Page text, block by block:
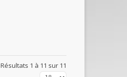
Résultats 1 à 11 sur 11